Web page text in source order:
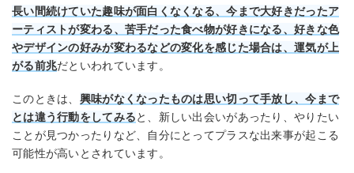
長い間続けていた趣味が面白くなくなる、今まで大好きだったア
ーティストが変わる、苦手だった食べ物が好きになる、好きな色
やデザインの好みが変わるなどの変化を感じた場合は、運気が上
がる前兆だといわれています。
このときは、 興味がなくなったものは思い切って手放し、今まで
とは違う行動をしてみると、新しい出会いがあったり、やりたい
ことが見つかったりなど、自分にとってプラスな出来事が起こる
可能性が高いとされています。